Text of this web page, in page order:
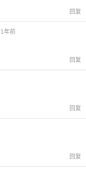
回复
1年前
回复
回复
回复